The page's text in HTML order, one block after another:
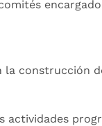
construcción